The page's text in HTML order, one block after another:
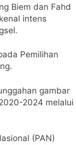
Biem dan Fahd
intens
Pemilihan
gambar
2024 melalui
(PAN)